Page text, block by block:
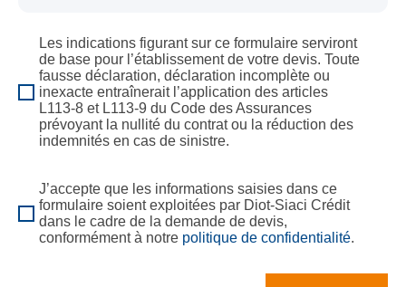
Les indications figurant sur ce formulaire serviront
de base pour l’établissement de votre devis. Toute
fausse déclaration, déclaration incomplète ou
inexacte entraînerait l’application des articles
L113-8 et L113-9 du Code des Assurances
prévoyant la nullité du contrat ou la réduction des
indemnités en cas de sinistre.
J’accepte que les informations saisies dans ce
formulaire soient exploitées par Diot-Siaci Crédit
dans le cadre de la demande de devis,
conformément à notre politique de confidentialité.